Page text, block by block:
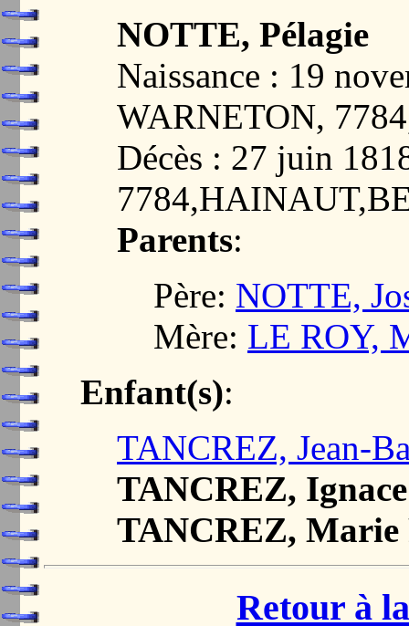
NOTTE, Pélagie
Naissance : 19
WARNETON,
Décès : 27 juin
Parents:
Père: NOTTE,
Mère: LE ROY,
Enfant(s):
TANCREZ, Jean-
TANCREZ,
TANCREZ, Marie
Retour à